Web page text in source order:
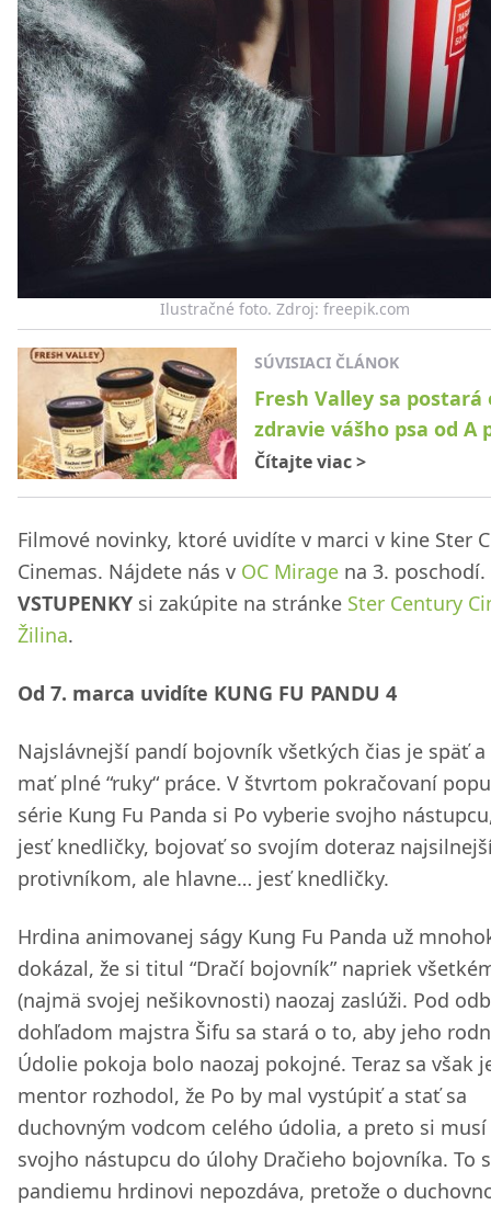
Ilustračné foto. Zdroj: freepik.com
SÚVISIACI ČLÁNOK
Fresh Valley sa postará
zdravie vášho psa od A
Čítajte viac>
Filmové novinky, ktoré uvidíte v marci v kine Ster
Cinemas. Nájdete nás v OC Mirage na 3. poschodí.
VSTUPENKY si zakúpite na stránke Ster Century
Žilina.
Od 7. marca uvidíte KUNG FU PANDU 4
Najslávnejší pandí bojovník všetkých čias je späť
mať plné “ruky“ práce. V štvrtom pokračovaní
série Kung Fu Panda si Po vyberie svojho
jesť knedličky, bojovať so svojím doteraz
protivníkom, ale hlavne… jesť knedličky.
Hrdina animovanej ságy Kung Fu Panda už
dokázal, že si titul “Dračí bojovník” napriek
(najmä svojej nešikovnosti) naozaj zaslúži. Pod
dohľadom majstra Šifu sa stará o to, aby jeho
Údolie pokoja bolo naozaj pokojné. Teraz sa však
mentor rozhodol, že Po by mal vystúpiť a stať sa
duchovným vodcom celého údolia, a preto si
svojho nástupcu do úlohy Dračieho bojovníka. To
pandiemu hrdinovi nepozdáva, pretože o